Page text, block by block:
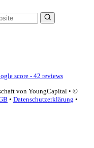
score - 42 reviews
von YoungCapital • ©
• Datenschutzerklärung •